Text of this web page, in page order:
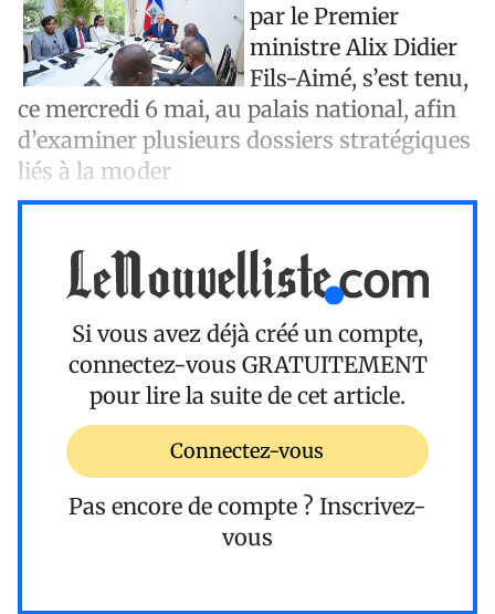
par le Premier
ministre Alix Didier
Fils-Aimé, s’est tenu,
ce mercredi 6 mai, au palais national, afin
d’examiner plusieurs dossiers stratégiques
liés à la moder
Si vous avez déjà créé un compte,
connectez-vous GRATUITEMENT
pour lire la suite de cet article.
Connectez-vous
Pas encore de compte ? Inscrivez-
vous